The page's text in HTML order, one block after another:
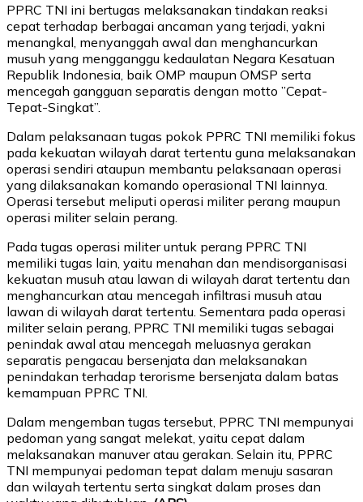
PPRC TNI ini bertugas melaksanakan tindakan reaksi
cepat terhadap berbagai ancaman yang terjadi, yakni
menangkal, menyanggah awal dan menghancurkan
musuh yang mengganggu kedaulatan Negara Kesatuan
Republik Indonesia, baik OMP maupun OMSP serta
mencegah gangguan separatis dengan motto ”Cepat-
Tepat-Singkat”.
Dalam pelaksanaan tugas pokok PPRC TNI memiliki fokus
pada kekuatan wilayah darat tertentu guna melaksanakan
operasi sendiri ataupun membantu pelaksanaan operasi
yang dilaksanakan komando operasional TNI lainnya.
Operasi tersebut meliputi operasi militer perang maupun
operasi militer selain perang.
Pada tugas operasi militer untuk perang PPRC TNI
memiliki tugas lain, yaitu menahan dan mendisorganisasi
kekuatan musuh atau lawan di wilayah darat tertentu dan
menghancurkan atau mencegah infiltrasi musuh atau
lawan di wilayah darat tertentu. Sementara pada operasi
militer selain perang, PPRC TNI memiliki tugas sebagai
penindak awal atau mencegah meluasnya gerakan
separatis pengacau bersenjata dan melaksanakan
penindakan terhadap terorisme bersenjata dalam batas
kemampuan PPRC TNI.
Dalam mengemban tugas tersebut, PPRC TNI mempunyai
pedoman yang sangat melekat, yaitu cepat dalam
melaksanakan manuver atau gerakan. Selain itu, PPRC
TNI mempunyai pedoman tepat dalam menuju sasaran
dan wilayah tertentu serta singkat dalam proses dan